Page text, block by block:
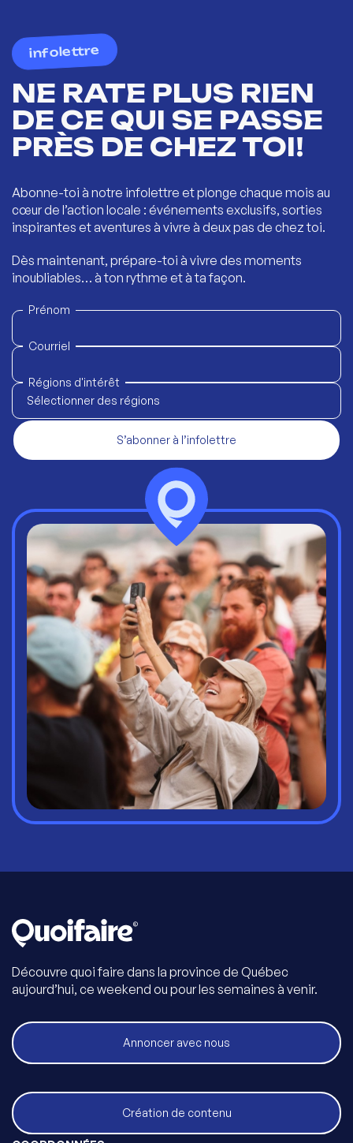
infolettre
NE RATE PLUS RIEN
DE CE QUI SE PASSE
PRÈS DE CHEZ TOI!
Abonne-toi à notre infolettre et plonge chaque mois au
cœur de l’action locale : événements exclusifs, sorties
inspirantes et aventures à vivre à deux pas de chez toi.
Dès maintenant, prépare-toi à vivre des moments
inoubliables… à ton rythme et à ta façon.
Prénom
Courriel
Régions d'intérêt
Sélectionner des régions
S’abonner à l’infolettre
Découvre quoi faire dans la province de Québec
aujourd’hui, ce weekend ou pour les semaines à venir.
Annoncer avec nous
Création de contenu